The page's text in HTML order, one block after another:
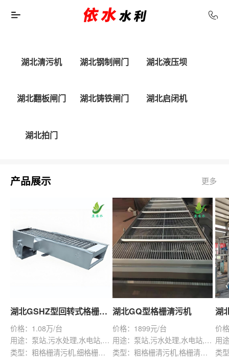
湖北清污机 湖北钢制闸门 湖北液压坝
湖北翻板闸门 湖北铸铁闸门 湖北启闭机
湖北拍门
产品展示 更多
湖北GSHZ型回转式格栅除污机
价格：1.08万/台
用途：泵站,污水处理,水电站,自来水厂,渠道,水产养殖,化工,纺织,给排水工程
类型：粗格栅清污机,细格栅清污机,格栅清污机,回转式清污机
湖北GQ型格栅清污机
价格：1899元/台
用途：泵站,污水处理,水电站,自来水厂,给排水工程
类型：粗格栅清污机,格栅清污机,回转式清污机
价